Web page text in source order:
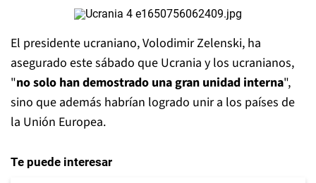
El presidente ucraniano, Volodimir Zelenski, ha
asegurado este sábado que Ucrania y los ucranianos,
"no solo han demostrado una gran unidad interna",
sino que además habrían logrado unir a los países de
la Unión Europea.
Te puede interesar